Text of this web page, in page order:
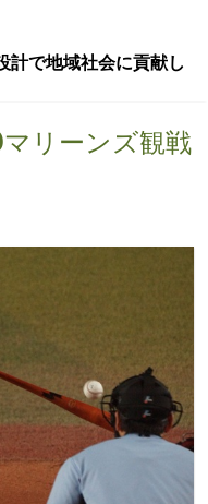
計で地域社会に貢献し
貢献を―
リーンズ観戦